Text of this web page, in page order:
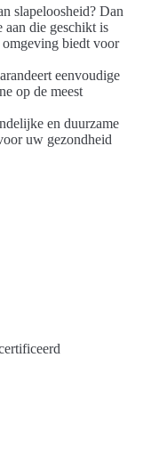
slapeloosheid? Dan
aan die geschikt is
omgeving biedt voor
eenvoudige
op de meest
en duurzame
uw gezondheid